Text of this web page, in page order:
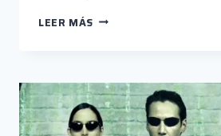
LEER MÁS “RECKONING”
EN
SERIE